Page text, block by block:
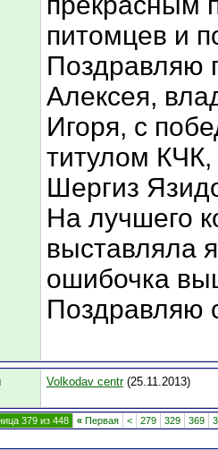
питомцев и
Поздравляю
Алексея,
Игоря, с
титулом
Шергиз
На лучшего
выставляла
ошибочка
Поздравляю
Volkodav centr(25.11.2013)
379 из 448 « Первая < 279 329 369